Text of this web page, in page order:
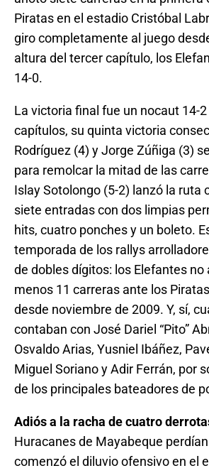
Piratas en el estadio Cristóbal
giro completamente al juego
altura del tercer capítulo, los
14-0.
La victoria final fue un nocaut 14-
capítulos, su quinta victoria
Rodríguez (4) y Jorge Zúñiga (3)
para remolcar la mitad de las
Islay Sotolongo (5-2) lanzó la ruta
siete entradas con dos limpias
hits, cuatro ponches y un boleto.
temporada de los rallys
de dobles dígitos: los Elefantes no
menos 11 carreras ante los
desde noviembre de 2009. Y, sí,
contaban con José Dariel “Pito”
Osvaldo Arias, Yusniel Ibáñez,
Miguel Soriano y Adir Ferrán, por
de los principales bateadores de
Adiós a la racha de cuatro
Huracanes de Mayabeque
comenzó el diluvio ofensivo en el